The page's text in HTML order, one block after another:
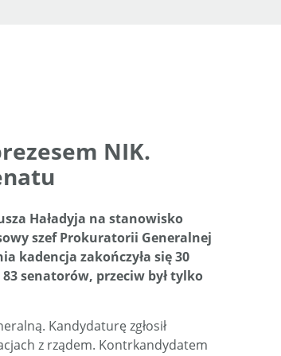
NIK.
Haładyja na stanowisko
szef Prokuratorii Generalnej
kadencja zakończyła się 30
83 senatorów, przeciw był tylko
Kandydaturę zgłosił
z rządem. Kontrkandydatem